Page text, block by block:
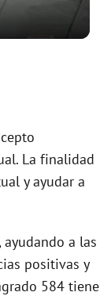
La finalidad
y ayudar a
a las
positivas y
584 tiene